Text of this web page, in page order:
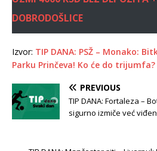
DOBRODOŠLICE
Izvor: TIP DANA: PSŽ – Monako:
Parku Prinčeva! Ko će do trijumfa?
PREVIOUS
TIP DANA: Fortaleza –
sigurno izmiče već